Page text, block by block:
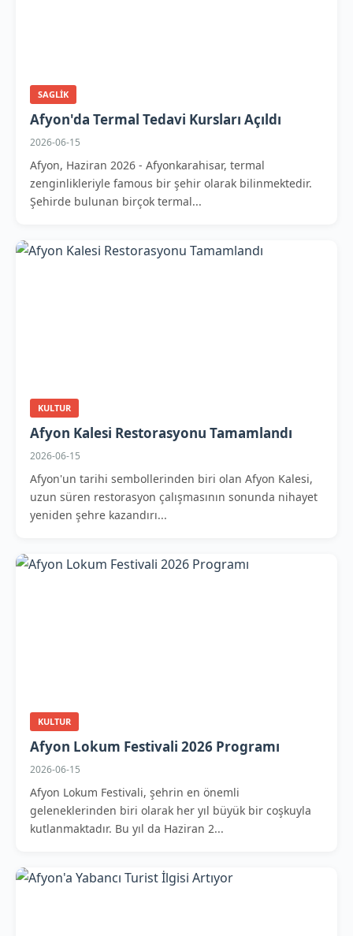
SAGLIK
Afyon'da Termal Tedavi Kursları Açıldı
2026-06-15
Afyon, Haziran 2026 - Afyonkarahisar, termal
zenginlikleriyle famous bir şehir olarak bilinmektedir.
Şehirde bulunan birçok termal...
KULTUR
Afyon Kalesi Restorasyonu Tamamlandı
2026-06-15
Afyon'un tarihi sembollerinden biri olan Afyon Kalesi,
uzun süren restorasyon çalışmasının sonunda nihayet
yeniden şehre kazandırı...
KULTUR
Afyon Lokum Festivali 2026 Programı
2026-06-15
Afyon Lokum Festivali, şehrin en önemli
geleneklerinden biri olarak her yıl büyük bir coşkuyla
kutlanmaktadır. Bu yıl da Haziran 2...